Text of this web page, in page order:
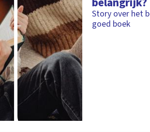
Story over het
goed boek